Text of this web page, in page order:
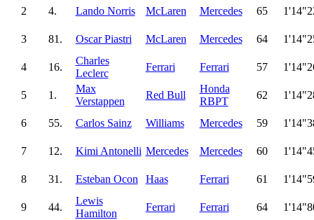
2 4. Lando Norris McLaren Mercedes 65
3 81. Oscar Piastri McLaren Mercedes 64
4 16.
Charles
Leclerc
Ferrari Ferrari 57
5 1.
Max
Verstappen
Red Bull
Honda
RBPT
62
6 55. Carlos Sainz Williams Mercedes 59
7 12. Kimi Antonelli Mercedes Mercedes 60
8 31. Esteban Ocon Haas Ferrari 61
9 44.
Lewis
Hamilton
Ferrari Ferrari 64